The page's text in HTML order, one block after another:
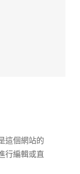
這個網站的
行編輯或直